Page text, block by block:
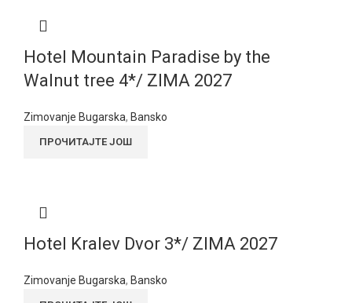
Hotel Mountain Paradise by the
Walnut tree 4*/ ZIMA 2027
Zimovanje Bugarska, Bansko
ПРОЧИТАЈТЕ ЈОШ
Hotel Kralev Dvor 3*/ ZIMA 2027
Zimovanje Bugarska, Bansko